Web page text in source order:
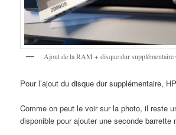
Ajout de la RAM + disque dur
Pour l’ajout du disque dur supplémentaire,
Comme on peut le voir sur la photo, il reste
disponible pour ajouter une seconde barrette